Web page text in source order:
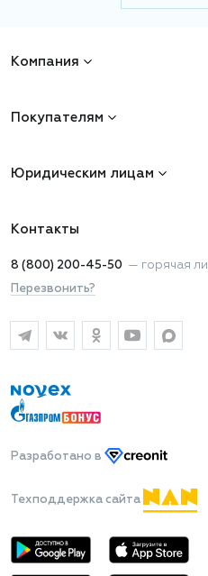
Компания
Покупателям
Юридическим лицам
Контакты
8 (800) 200-45-50 — горячая
Перезвонить?
Разработано в
Техподдержка сайта